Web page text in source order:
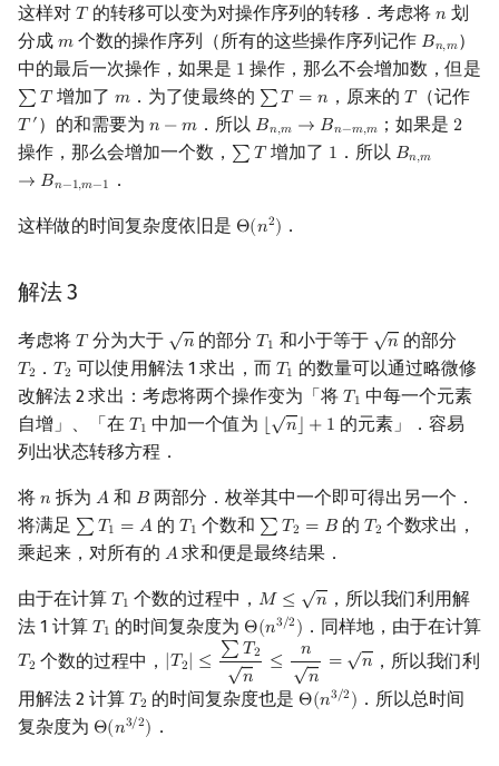
这样对 𝑇
T 的转移可以变为对操作序列的转移．考虑将𝑛
n 划
分成 𝑚
m 个数的操作序列（所有的这些操作序列记作 𝐵𝑛,𝑚
Bn,m）
中的最后一次操作，如果是 1
1 操作，那么不会增加数，但是
∑𝑇
∑T 增加了 𝑚
m．为了使最终的 ∑𝑇 = 𝑛
∑T=n ，原来的 𝑇
T （记作
𝑇 ′
T′ ）的和需要为𝑛 −𝑚
n −m ．所以 𝐵𝑛,𝑚 → 𝐵𝑛−𝑚,𝑚
Bn,m →Bn−m,m ；如果是 2
2
操作，那么会增加一个数， ∑𝑇
∑T 增加了 1
1 ．所以 𝐵𝑛,𝑚
→ 𝐵𝑛−1,𝑚−1
Bn,m
．
这样做的时间复杂度依旧是 Θ(𝑛2)
Θ(n2) ．
解法 3
考虑将 𝑇
T 分为大于 √
𝑛
n 的部分𝑇 1
T1 和小于等于 √
𝑛
n 的部分
𝑇2
T2 ．𝑇2
T2 可以使用解法 1 求出，而 𝑇1
T1 的数量可以通过略微修
改解法 2 求出：考虑将两个操作变为「将 𝑇 1
T1 中每一个元素
自增」、「在 𝑇 1
T1 中加一个值为 ⌊
√
𝑛⌋ + 1
n⌋+1
的元素」．容易
列出状态转移方程．
将 𝑛
n 拆为 𝐴
A 和 𝐵
B两部分．枚举其中一个即可得出另一个．
将满足 ∑𝑇1 = 𝐴
∑T 1=A 的𝑇 1
T1 个数和 ∑𝑇2 = 𝐵
∑T 2=B 的 𝑇2
T2 个数求出，
乘起来，对所有的 𝐴
A 求和便是最终结果．
由于在计算 𝑇 1
T1 个数的过程中， 𝑀 ≤
√
𝑛
M≤ n
，所以我们利用解
法 1 计算 𝑇 1
T1 的时间复杂度为 Θ(𝑛3/2)
Θ(n3/2) ．同样地，由于在计算
𝑇2
T2 个数的过程中， |𝑇2| ≤ ∑𝑇2
√
𝑛
≤ 𝑛
√
𝑛
=
√
𝑛
|T2 ≤∑ T2n≤nn=n
，所以我们利
用解法 2 计算 𝑇2
T2 的时间复杂度也是 Θ(𝑛3/2)
Θ(n3/2) ．所以总时间
复杂度为 Θ(𝑛3/2)
Θ(n3/2) ．